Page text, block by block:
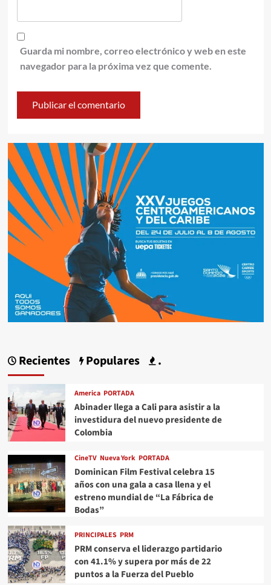
Guarda mi nombre, correo electrónico y web en este
navegador para la próxima vez que comente.
Recientes Populares .
America PORTADA
Abinader llega a Cali para asistir a la
investidura del nuevo presidente de
Colombia
CineTV Nueva York PORTADA
Dominican Film Festival celebra 15
años con una gala a casa llena y el
estreno mundial de “La Fábrica de
Bodas”
PRINCIPALES PRM
PRM conserva el liderazgo partidario
con 41.1% y supera por más de 22
puntos a la Fuerza del Pueblo